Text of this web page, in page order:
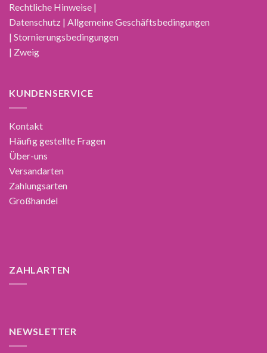
Rechtliche Hinweise |
Datenschutz | Allgemeine Geschäftsbedingungen
| Stornierungsbedingungen
| Zweig
KUNDENSERVICE
Kontakt
Häufig gestellte Fragen
Über-uns
Versandarten
Zahlungsarten
Großhandel
ZAHLARTEN
NEWSLETTER